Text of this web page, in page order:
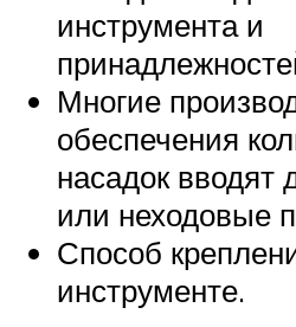
инструмента и
Многие
обеспечения
насадок
или неходовые
Способ
инструменте.